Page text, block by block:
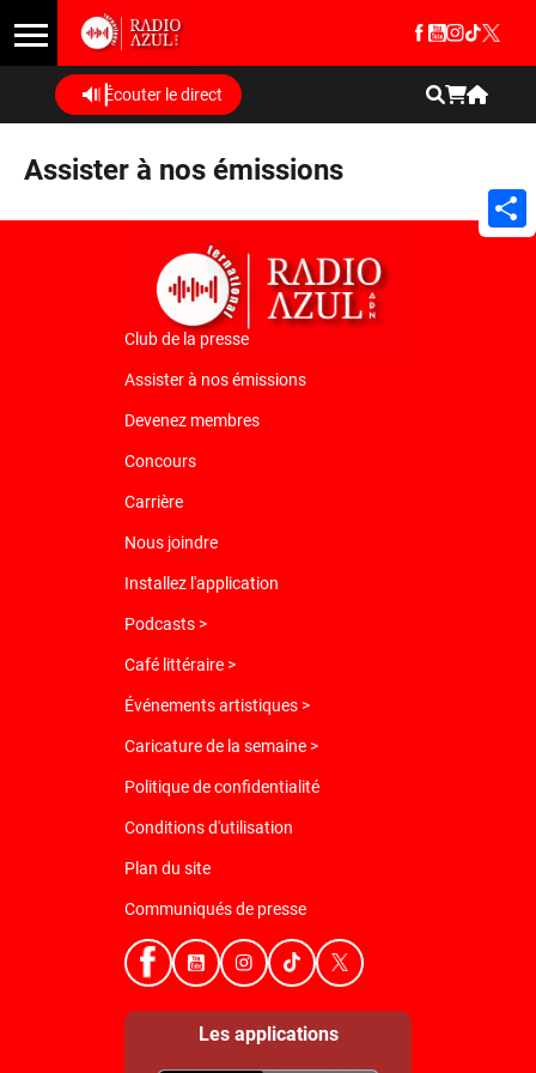
Écouter le direct
Assister à nos émissions
Club de la presse
Assister à nos émissions
Devenez membres
Concours
Carrière
Nous joindre
Installez l'application
Podcasts >
Café littéraire >
Événements artistiques >
Caricature de la semaine >
Politique de confidentialité
Conditions d'utilisation
Plan du site
Communiqués de presse
Les applications